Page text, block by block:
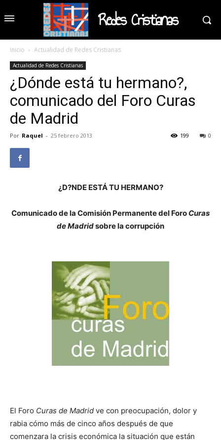
Redes Cristianas
Inicio Actualidad de Redes Cristianas
Actualidad de Redes Cristianas
¿Dónde está tu hermano?,
comunicado del Foro Curas
de Madrid
Por Raquel - 25 febrero 2013 0
199
¿D?NDE ESTÁ TU HERMANO?
Comunicado de la Comisión Permanente del Foro Curas
de Madridsobre la corrupción
El Foro Curas de Madrid ve con preocupación, dolor y
rabia cómo más de cinco años después de que
comenzara la crisis económica la situación que están